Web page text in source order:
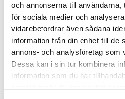
och annonserna till användarna,
för sociala medier och
vidarebefordrar även sådana
information från din enhet till de
annons- och analysföretag som
Dessa kan i sin tur kombinera
information som du har
samlat in när du har använt
Konsertbussar till
Res smidigt och miljösmart med
på plats! Med våra bussar reser du
egen in- och utfart. Vi avgår till samtliga
Örnsköldsvik, Sollefteå, Kramfors,
mellanliggande hållplatser på väg till
Docksta. Vi erbjuder även resor från
och Skuleberget Havscamping (endast
hållplats i listan för "Avreseort" i steg 2